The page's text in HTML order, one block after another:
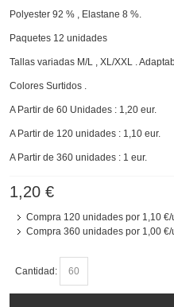
Polyester 92 % , Elastane 8 %.
Paquetes 12 unidades
Tallas variadas M/L , XL/XXL .
Colores Surtidos .
A Partir de 60 Unidades : 1,20 eur.
A Partir de 120 unidades : 1,10 eur.
A Partir de 360 unidades : 1 eur.
1,20 €
Compra 120 unidades por 1,10 €/
Compra 360 unidades por 1,00 €/
Cantidad: